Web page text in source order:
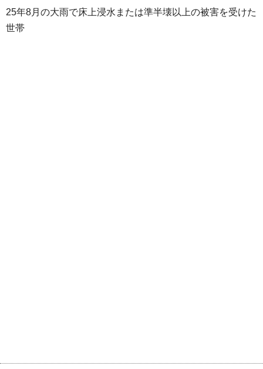
25年8月の大雨で床上浸水または準半壊以上の被害を受けた
世帯